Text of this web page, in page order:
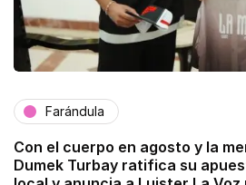
Farándula
Con el cuerpo en agosto y la
Dumek Turbay ratifica su